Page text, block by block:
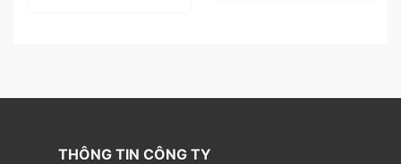
THÔNG TIN CÔNG TY